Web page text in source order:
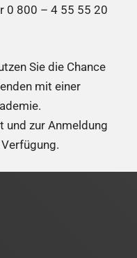
0 800 – 4 55 55 20
Sie die Chance
mit einer
und zur Anmeldung